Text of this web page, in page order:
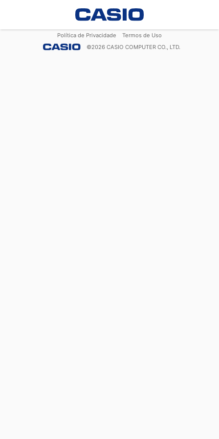
Política de Privacidade
Termos de Uso
©2026 CASIO COMPUTER CO., LTD.